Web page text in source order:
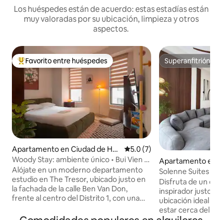
Los huéspedes están de acuerdo: estas estadías están
muy valoradas por su ubicación, limpieza y otros
aspectos.
Favorito entre huéspedes preferido
Favorito entre huéspedes
Apartamento en Ciudad de Ho
Chi Minh
Calificación promedio: 5.0
5.0 (7)
Woody Stay: ambiente único • Bui Vien a
6 minutos, D1 Central
Alójate en un moderno departamento
estudio en The Tresor, ubicado justo en
la fachada de la calle Ben Van Don,
frente al centro del Distrito 1, con una
departamento está totalmente
Superanfitrión
Superanfitrión
Apartamento en
Chi Minh
Solenne Suites 3
Vista a la ciudad •
Disfruta de un
inspirador justo
ubicación ideal
estar cerca del